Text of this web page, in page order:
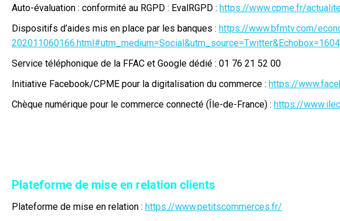
Auto-évaluation : conformité au RGPD : EvalRGPD : https://www.cpme.fr/
Dispositifs d’aides mis en place par les banques : https://www.bfmtv.com/
Service téléphonique de la FFAC et Google dédié : 01 76 21 52 00
Initiative Facebook/CPME pour la digitalisation du commerce : https://
Chèque numérique pour le commerce connecté (Île-de-France) : https://
Plateforme de mise en relation clients
Plateforme de mise en relation : https://www.petitscommerces.fr/